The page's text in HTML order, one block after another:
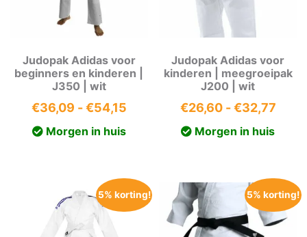
Judopak Adidas voor
beginners en kinderen |
J350 | wit
€36,09 -€54,15Prijsklasse:
Morgen in huis
Judopak Adidas voor
kinderen | meegroeipak
J200 | wit
€26,60 - €32,77
Morgen in huis
5% korting! 5% korting!